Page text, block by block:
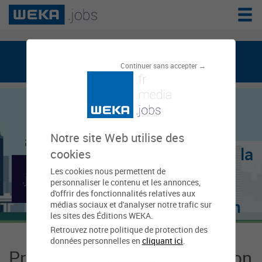
Continuer sans accepter →
Notre site Web utilise des
cookies
Les cookies nous permettent de
personnaliser le contenu et les annonces,
d'offrir des fonctionnalités relatives aux
médias sociaux et d'analyser notre trafic sur
les sites des Éditions WEKA.
Retrouvez notre politique de protection des
données personnelles en cliquant ici.
weka.jobs, le réseau de l'emploi public
Centre de gestion de la
fonction publique
territoriale - Bas-Rhin